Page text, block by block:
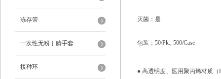
冻存管
一次性无粉丁腈手套
接种环
灭菌：是
包装：50/Pk., 500/Case
● 高透明度、医用聚丙烯材质（